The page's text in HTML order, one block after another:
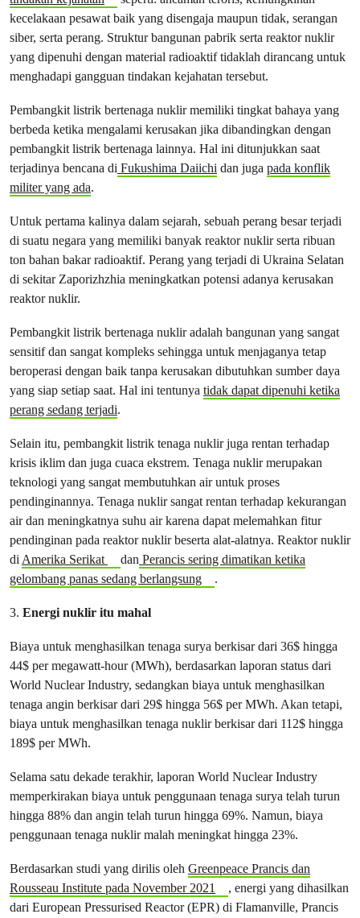
kecelakaan pesawat baik yang disengaja maupun tidak, serangan
siber, serta perang. Struktur bangunan pabrik serta reaktor nuklir
yang dipenuhi dengan material radioaktif tidaklah dirancang untuk
menghadapi gangguan tindakan kejahatan tersebut.
Pembangkit listrik bertenaga nuklir memiliki tingkat bahaya yang
berbeda ketika mengalami kerusakan jika dibandingkan dengan
pembangkit listrik bertenaga lainnya. Hal ini ditunjukkan saat
terjadinya bencana di Fukushima Daiichi dan juga pada konflik
militer yang ada.
Untuk pertama kalinya dalam sejarah, sebuah perang besar terjadi
di suatu negara yang memiliki banyak reaktor nuklir serta ribuan
ton bahan bakar radioaktif. Perang yang terjadi di Ukraina Selatan
di sekitar Zaporizhzhia meningkatkan potensi adanya kerusakan
reaktor nuklir.
Pembangkit listrik bertenaga nuklir adalah bangunan yang sangat
sensitif dan sangat kompleks sehingga untuk menjaganya tetap
beroperasi dengan baik tanpa kerusakan dibutuhkan sumber daya
yang siap setiap saat. Hal ini tentunya tidak dapat dipenuhi ketika
perang sedang terjadi.
Selain itu, pembangkit listrik tenaga nuklir juga rentan terhadap
krisis iklim dan juga cuaca ekstrem. Tenaga nuklir merupakan
teknologi yang sangat membutuhkan air untuk proses
pendinginannya. Tenaga nuklir sangat rentan terhadap kekurangan
air dan meningkatnya suhu air karena dapat melemahkan fitur
pendinginan pada reaktor nuklir beserta alat-alatnya. Reaktor nuklir
diAmerika Serikat danPerancis sering dimatikan ketika
gelombang panas sedang berlangsung
.
3. Energi nuklir itu mahal
Biaya untuk menghasilkan tenaga surya berkisar dari 36$ hingga
44$ per megawatt-hour (MWh), berdasarkan laporan status dari
World Nuclear Industry, sedangkan biaya untuk menghasilkan
tenaga angin berkisar dari 29$ hingga 56$ per MWh. Akan tetapi,
biaya untuk menghasilkan tenaga nuklir berkisar dari 112$ hingga
189$ per MWh.
Selama satu dekade terakhir, laporan World Nuclear Industry
memperkirakan biaya untuk penggunaan tenaga surya telah turun
hingga 88% dan angin telah turun hingga 69%. Namun, biaya
penggunaan tenaga nuklir malah meningkat hingga 23%.
Berdasarkan studi yang dirilis oleh Greenpeace Prancis dan
Rousseau Institute pada November 2021
, energi yang dihasilkan
dari European Pressurised Reactor (EPR) di Flamanville, Prancis